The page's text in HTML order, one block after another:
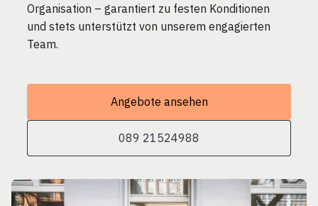
Organisation – garantiert zu festen Konditionen
und stets unterstützt von unserem engagierten
Team.
Angebote ansehen
089 21524988